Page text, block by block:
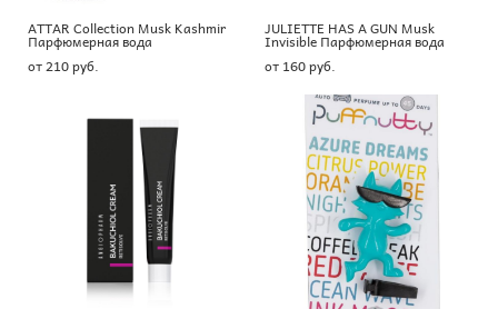
ATTAR Collection Musk Kashmir
Парфюмерная вода
от 210 pуб.
JULIETTE HAS A GUN Musk
Invisible Парфюмерная вода
от 160 pуб.